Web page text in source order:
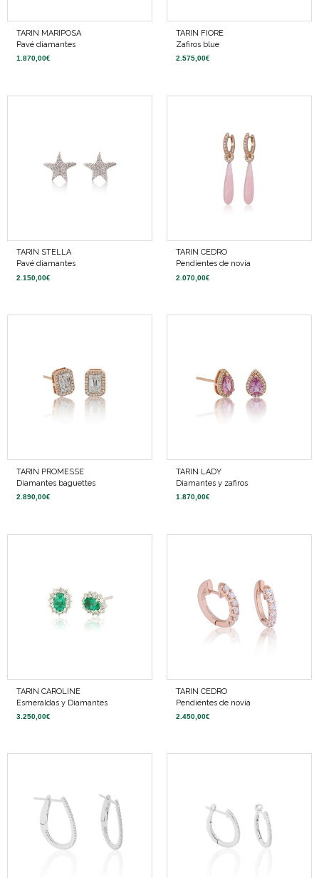
TARIN MARIPOSA
Pavé diamantes
1.870,00€
TARIN FIORE
Zafiros blue
2.575,00€
TARIN STELLA
Pavé diamantes
2.150,00€
TARIN CEDRO
Pendientes de novia
2.070,00€
TARIN PROMESSE
Diamantes baguettes
2.890,00€
TARIN LADY
Diamantes y zafiros
1.870,00€
TARIN CAROLINE
Esmeraldas y Diamantes
3.250,00€
TARIN CEDRO
Pendientes de novia
2.450,00€